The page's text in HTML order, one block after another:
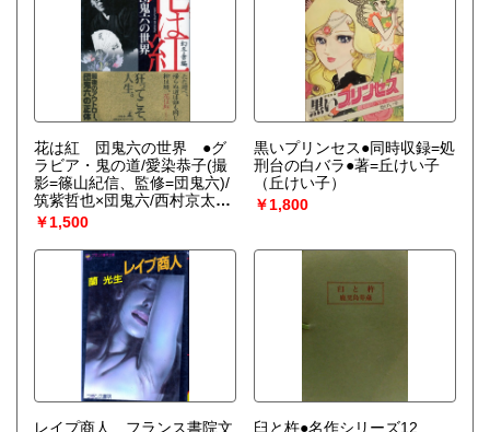
花は紅 団鬼六の世界 ●グ
ラビア・鬼の道/愛染恭子(撮
影=篠山紀信、監修=団鬼六)/
筑紫哲也×団鬼六/西村京太郎
×団鬼六/宮本輝×団鬼六/他
（編者=幻冬舎）
￥1,500
黒いプリンセス●同時収録=処
刑台の白バラ●著=丘けい子
（丘けい子）
￥1,800
レイプ商人 フランス書院文
臼と杵●名作シリーズ12